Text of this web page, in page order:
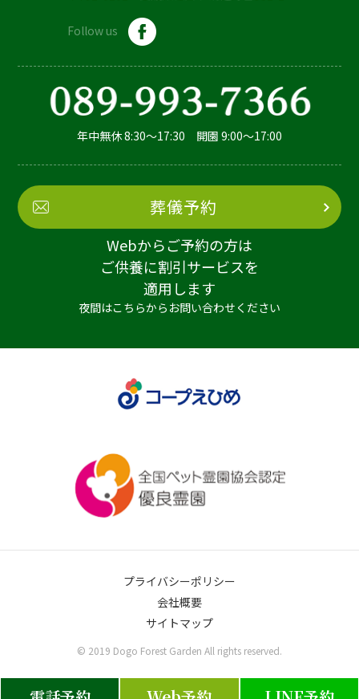
Follow us
年中無休 8:30～17:30 開園 9:00～17:00
葬儀予約
Webからご予約の方は
ご供養に割引サービスを
適用します
夜間はこちらからお問い合わせください
プライバシーポリシー
会社概要
サイトマップ
© 2019 Dogo Forest Garden All rights reserved.